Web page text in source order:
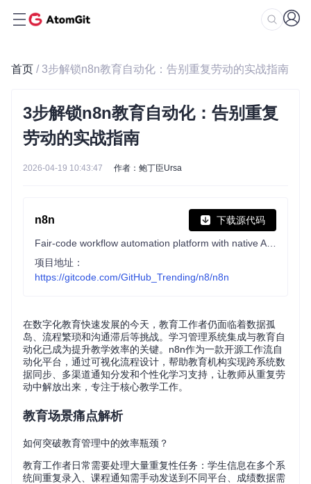
首页 / 3步解锁n8n教育自动化：告别重复劳动的实战指南
3步解锁n8n教育自动化：告别重复
劳动的实战指南
2026-04-19 10:43:47 作者：鲍丁臣Ursa
n8n 下载源代码
项目地址：
https://gitcode.com/GitHub_Trending/n8/n8n
在数字化教育快速发展的今天，教育工作者仍面临着数据孤
岛、流程繁琐和沟通滞后等挑战。学习管理系统集成与教育自
动化已成为提升教学效率的关键。n8n作为一款开源工作流自
动化平台，通过可视化流程设计，帮助教育机构实现跨系统数
据同步、多渠道通知分发和个性化学习支持，让教师从重复劳
动中解放出来，专注于核心教学工作。
教育场景痛点解析
如何突破教育管理中的效率瓶颈？
教育工作者日常需要处理大量重复性任务：学生信息在多个系
统间重复录入、课程通知需手动发送到不同平台、成绩数据需